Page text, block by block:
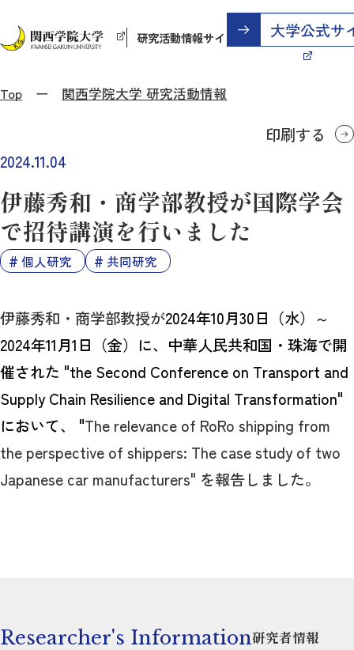
研究活動情報サイト
Top 関西学院大学 研究活動情報
印刷する
2024.11.04
伊藤秀和・商学部教授が国際学会
で招待講演を行いました
個人研究 共同研究
伊藤秀和・商学部教授が2024年10月30日（水）～
2024年11月1 日（金）に、中華人民共和国・珠海で開
催された "the Second Conference on Transport and
Supply Chain Resilience and Digital Transformation"
において、 "The relevance of RoRo shipping from
the perspective of shippers: The case study of two
Japanese car manufacturers" を報告しました。
Researcher's Information研究者情報